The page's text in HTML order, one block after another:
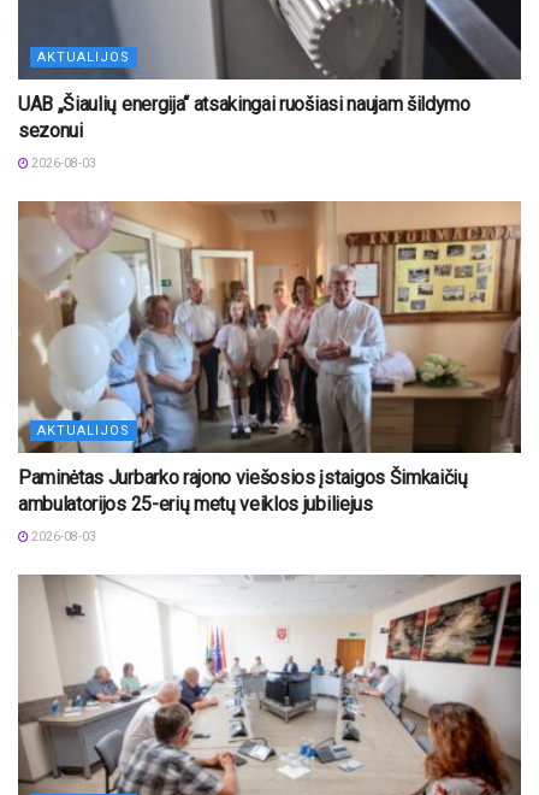
AKTUALIJOS
UAB „Šiaulių energija“ atsakingai ruošiasi naujam šildymo
sezonui
2026-08-03
AKTUALIJOS
Paminėtas Jurbarko rajono viešosios įstaigos Šimkaičių
ambulatorijos 25-erių metų veiklos jubiliejus
2026-08-03